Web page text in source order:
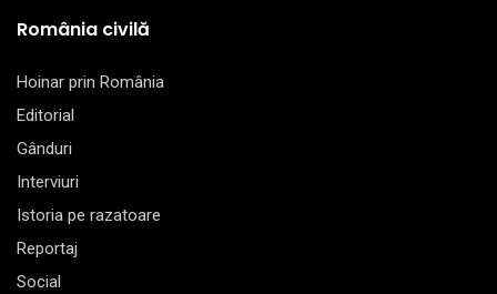
România civilă
Hoinar prin România
Editorial
Gânduri
Interviuri
Istoria pe razatoare
Reportaj
Social